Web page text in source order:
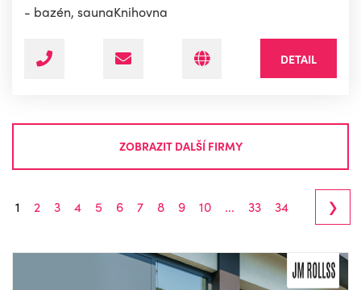
- bazén, saunaKnihovna
DETAIL
ZOBRAZIT DALŠÍ FIRMY
1 2 3 4 5 6 7 8 9 10 ... 33 34 ›